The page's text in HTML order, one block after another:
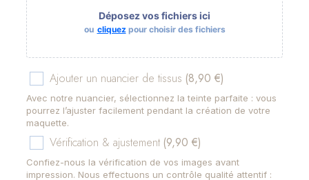
Déposez vos fichiers ici
ou cliquezpour choisir des fichiers
Ajouter un nuancier de tissus (8,90 €)
Avec notre nuancier, sélectionnez la teinte parfaite : vous
pourrez l’ajuster facilement pendant la création de votre
maquette.
Vérification & ajustement (9,90 €)
Confiez-nous la vérification de vos images avant
impression. Nous effectuons un contrôle qualité attentif :